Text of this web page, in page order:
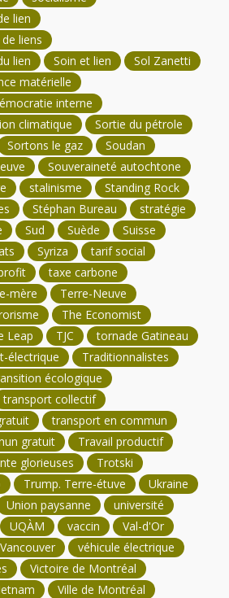
lien
liens
lien
Soin et lien
Sol Zanetti
matérielle
interne
climatique
Sortie du pétrole
Sortons le gaz
Soudan
Souveraineté autochtone
stalinisme
Standing Rock
Stéphan Bureau
stratégie
Sud Suède
Suisse
Syriza
tarif social
taxe carbone
mère
Terre-Neuve
The Economist
Leap TJC
tornade Gatineau
électrique
Traditionnalistes
écologique
transport collectif
transport en commun
gratuit
Travail productif
glorieuses
Trotski
Trump. Terre-étuve
Ukraine
Union paysanne
université
UQÀM vaccin
Val-d'Or
Vancouver
véhicule électrique
Victoire de Montréal
Ville de Montréal